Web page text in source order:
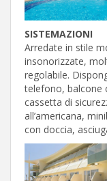
SISTEMAZIONI
Arredate in stile
insonorizzate,
regolabile.
telefono, balcone
cassetta di
all’americana,
con doccia,